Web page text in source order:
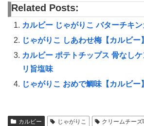
Related Posts:
カルビー じゃがりこ バターチキ
じゃがりこ しあわせ梅【カルビー】
カルビー ポテトチップス 骨なし
リ旨塩味
じゃがりこ おめで鯛味【カルビー】
カルビー じゃがりこ クリームチーズ